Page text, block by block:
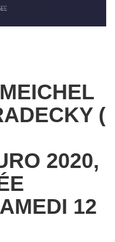
(
2020,
12